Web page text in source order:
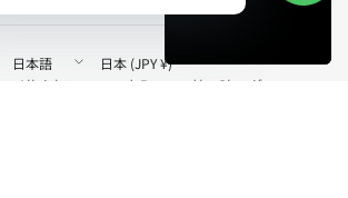
国/
地
国/
All rights reserved. Powered by Shopify